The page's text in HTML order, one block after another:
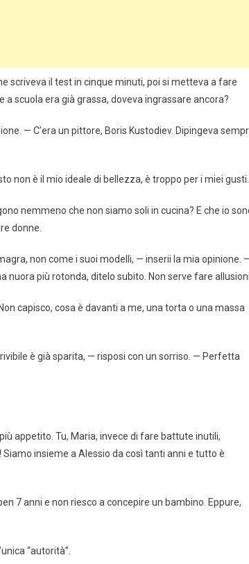
scriveva il test in cinque minuti, poi si metteva a fare
a scuola era già grassa, doveva ingrassare ancora?
— C’era un pittore, Boris Kustodiev. Dipingeva
non è il mio ideale di bellezza, è troppo per i miei gusti.
nemmeno che non siamo soli in cucina? E che io
donne.
non come i suoi modelli, — inserii la mia opinione.
nuora più rotonda, ditelo subito. Non serve fare
capisco, cosa è davanti a me, una torta o una massa
è già sparita, — risposi con un sorriso. — Perfetta
appetito. Tu, Maria, invece di fare battute inutili,
insieme a Alessio da così tanti anni e tutto è
7 anni e non riesco a concepire un bambino. Eppure,
“autorità”.